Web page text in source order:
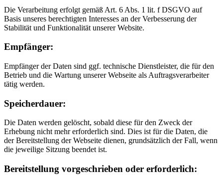
Die Verarbeitung erfolgt gemäß Art. 6 Abs. 1 lit. f DSGVO auf
Basis unseres berechtigten Interesses an der Verbesserung der
Stabilität und Funktionalität unserer Website.
Empfänger:
Empfänger der Daten sind ggf. technische Dienstleister, die für den
Betrieb und die Wartung unserer Webseite als Auftragsverarbeiter
tätig werden.
Speicherdauer:
Die Daten werden gelöscht, sobald diese für den Zweck der
Erhebung nicht mehr erforderlich sind. Dies ist für die Daten, die
der Bereitstellung der Webseite dienen, grundsätzlich der Fall, wenn
die jeweilige Sitzung beendet ist.
Bereitstellung vorgeschrieben oder erforderlich: